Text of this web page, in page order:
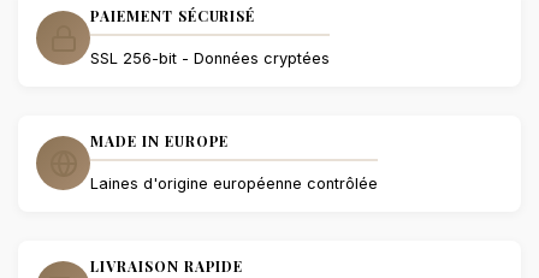
PAIEMENT SÉCURISÉ
SSL 256-bit - Données cryptées
MADE IN EUROPE
Laines d'origine européenne contrôlée
LIVRAISON RAPIDE